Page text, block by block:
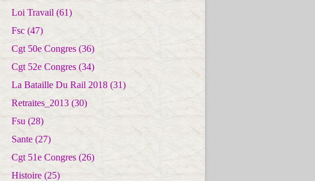
Loi Travail (61)
Fsc (47)
Cgt 50e Congres (36)
Cgt 52e Congres (34)
La Bataille Du Rail 2018 (31)
Retraites_2013 (30)
Fsu (28)
Sante (27)
Cgt 51e Congres (26)
Histoire (25)